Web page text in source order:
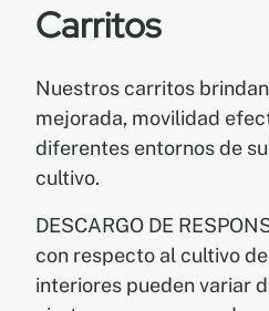
Blog
Carritos
Nuestros carritos
mejorada, movilidad
diferentes entornos de
cultivo.
DESCARGO DE
con respecto al cultivo
interiores pueden variar